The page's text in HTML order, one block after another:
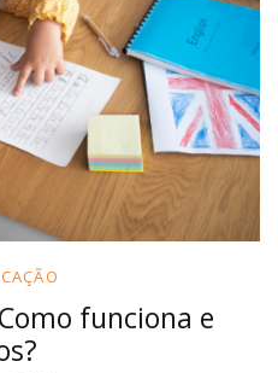
funciona e